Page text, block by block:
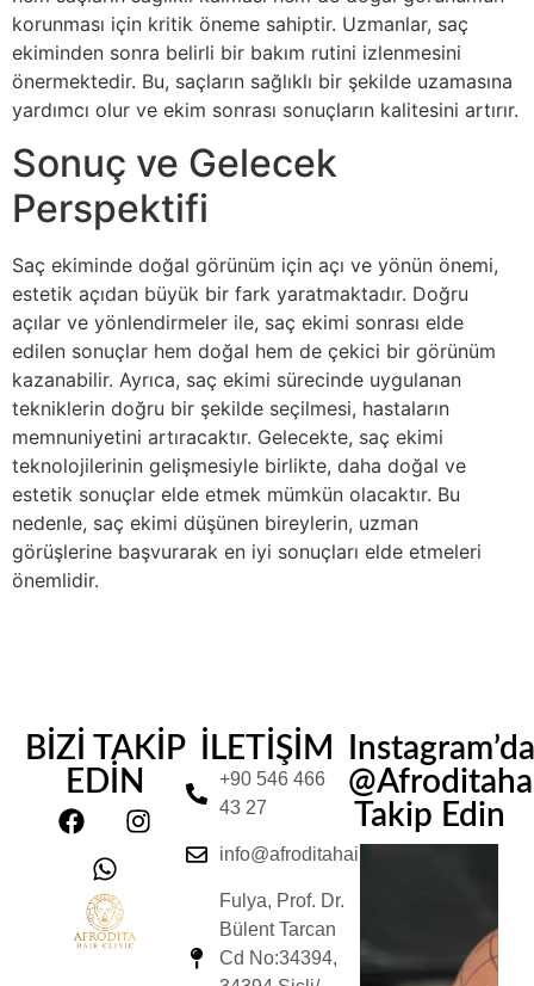
korunması için kritik öneme sahiptir. Uzmanlar, saç
ekiminden sonra belirli bir bakım rutini izlenmesini
önermektedir. Bu, saçların sağlıklı bir şekilde uzamasına
yardımcı olur ve ekim sonrası sonuçların kalitesini artırır.
Sonuç ve Gelecek
Perspektifi
Saç ekiminde doğal görünüm için açı ve yönün önemi,
estetik açıdan büyük bir fark yaratmaktadır. Doğru
açılar ve yönlendirmeler ile, saç ekimi sonrası elde
edilen sonuçlar hem doğal hem de çekici bir görünüm
kazanabilir. Ayrıca, saç ekimi sürecinde uygulanan
tekniklerin doğru bir şekilde seçilmesi, hastaların
memnuniyetini artıracaktır. Gelecekte, saç ekimi
teknolojilerinin gelişmesiyle birlikte, daha doğal ve
estetik sonuçlar elde etmek mümkün olacaktır. Bu
nedenle, saç ekimi düşünen bireylerin, uzman
görüşlerine başvurarak en iyi sonuçları elde etmeleri
önemlidir.
BİZİ TAKİP
EDİN
İLETİŞİM
+90 546 466
43 27
info@afroditahairclinic.com
Fulya, Prof. Dr.
Bülent Tarcan
Cd No:34394,
Instagram’da
Takip Edin